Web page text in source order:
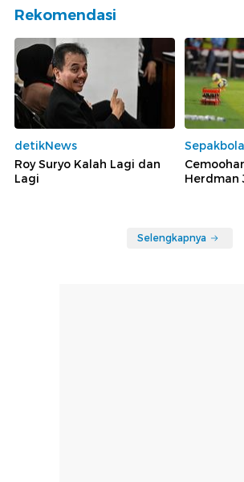
Rekomendasi
detikNews
Roy Suryo Kalah Lagi dan
Lagi
Sepakbola
Herdman
Selengkapnya